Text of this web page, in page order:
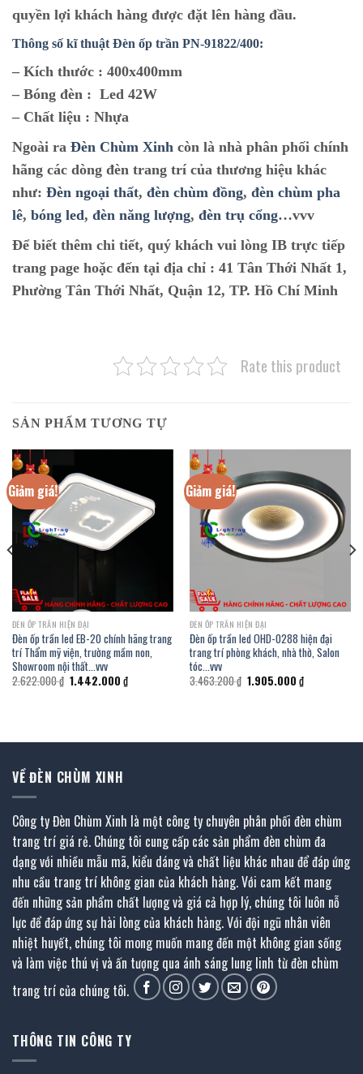
quyền lợi khách hàng được đặt lên hàng đầu.
Thông số kĩ thuật Đèn ốp trần PN-91822/400:
– Kích thước : 400x400mm
– Bóng đèn : Led 42W
– Chất liệu : Nhựa
Ngoài ra Đèn Chùm Xinh còn là nhà phân phối chính
hãng các dòng đèn trang trí của thương hiệu khác
như: Đèn ngoại thất, đèn chùm đồng, đèn chùm pha
lê, bóng led, đèn năng lượng, đèn trụ cổng…vvv
Để biết thêm chi tiết, quý khách vui lòng IB trực tiếp
trang page hoặc đến tại địa chỉ : 41 Tân Thới Nhất 1,
Phường Tân Thới Nhất, Quận 12, TP. Hồ Chí Minh
Rate this product
SẢN PHẨM TƯƠNG TỰ
Giảm giá!
ĐÈN ỐP TRẦN HIỆN ĐẠI
Đèn ốp trần led EB-20 chính hãng trang
trí Thẩm mỹ viện, trường mầm non,
Showroom nội thất…vvv
2.622.000₫ Giá
gốc
1.442.000 ₫Giá
hiện
Giảm giá!
ĐÈN ỐP TRẦN HIỆN ĐẠI
Đèn ốp trần led OHD-0288 hiện đại
trang trí phòng khách, nhà thờ, Salon
tóc…vvv
3.463.200₫ Giá
gốc
1.905.000 ₫Giá
hiện
VỀ ĐÈN CHÙM XINH
Công ty Đèn Chùm Xinh là một công ty chuyên phân phối đèn chùm
trang trí giá rẻ. Chúng tôi cung cấp các sản phẩm đèn chùm đa
dạng với nhiều mẫu mã, kiểu dáng và chất liệu khác nhau để đáp ứng
nhu cầu trang trí không gian của khách hàng. Với cam kết mang
đến những sản phẩm chất lượng và giá cả hợp lý, chúng tôi luôn nỗ
lực để đáp ứng sự hài lòng của khách hàng. Với đội ngũ nhân viên
nhiệt huyết, chúng tôi mong muốn mang đến một không gian sống
và làm việc thú vị và ấn tượng qua ánh sáng lung linh từ đèn chùm
trang trí của chúng tôi.
THÔNG TIN CÔNG TY